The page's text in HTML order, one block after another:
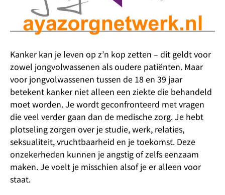
Kanker kan je leven op z’n kop zetten – dit geldt voor
zowel jongvolwassenen als oudere patiënten. Maar
voor jongvolwassenen tussen de 18 en 39 jaar
betekent kanker niet alleen een ziekte die behandeld
moet worden. Je wordt geconfronteerd met vragen
die veel verder gaan dan de medische zorg. Je hebt
plotseling zorgen over je studie, werk, relaties,
seksualiteit, vruchtbaarheid en je toekomst. Deze
onzekerheden kunnen je angstig of zelfs eenzaam
maken. Je voelt je misschien alsof je er alleen voor
staat.